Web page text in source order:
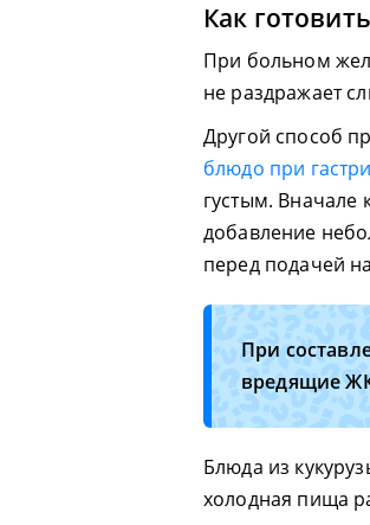
Как
При больном
не раздражает
Другой способ
блюдо при
густым. Вначале
добавление
перед подачей
При
вредящие
Блюда из
холодная пища